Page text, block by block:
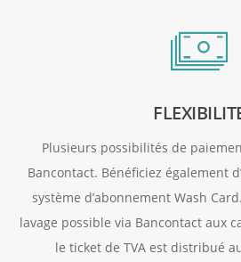
Plusieurs possibilités de
Bancontact. Bénéficiez également
système d’abonnement Wash
lavage possible via Bancontact aux
le ticket de TVA est distribué